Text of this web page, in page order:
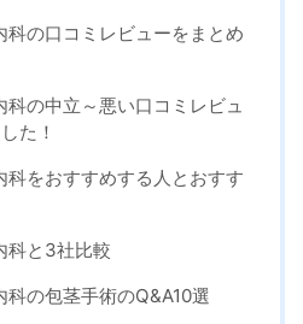
科の口コミレビューをまとめ
科の中立～悪い口コミレビュ
た！
科をおすすめする人とおすす
科と3社比較
科の包茎手術のQ&A10選